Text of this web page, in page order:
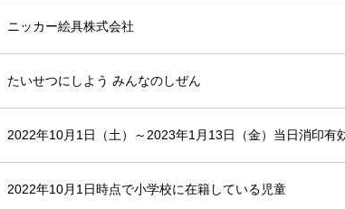
ニッカー絵具株式会社
たいせつにしよう みんなのしぜん
2022年10月1日（土）～2023年1月13日（金）当日消印有
2022年10月1日時点で小学校に在籍している児童